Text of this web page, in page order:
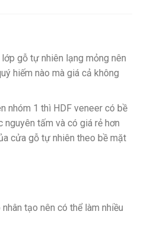
gỗ tự nhiên lạng mỏng nên
hiếm nào mà giá cả không
nhóm 1 thì HDF veneer có bề
tấm và có giá rẻ hơn
cửa gỗ tự nhiên theo bề mặt
tạo nên có thể làm nhiều